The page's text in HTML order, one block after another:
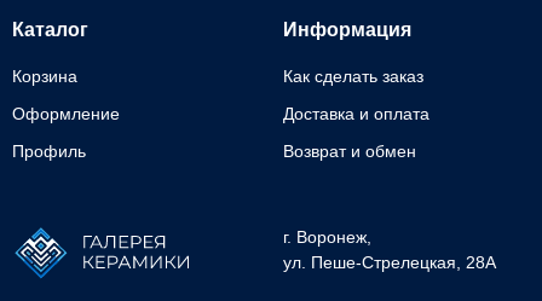
г. Воронеж,
ул. Пеше-Cтрелецкая, 28А
Каталог
Корзина
Оформление
Профиль
Информация
Как сделать заказ
Доставка и оплата
Возврат и обмен